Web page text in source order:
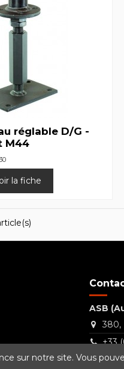
réglable D/G -
M44
la fiche
ASB
380,
+33
sur notre site. Vous